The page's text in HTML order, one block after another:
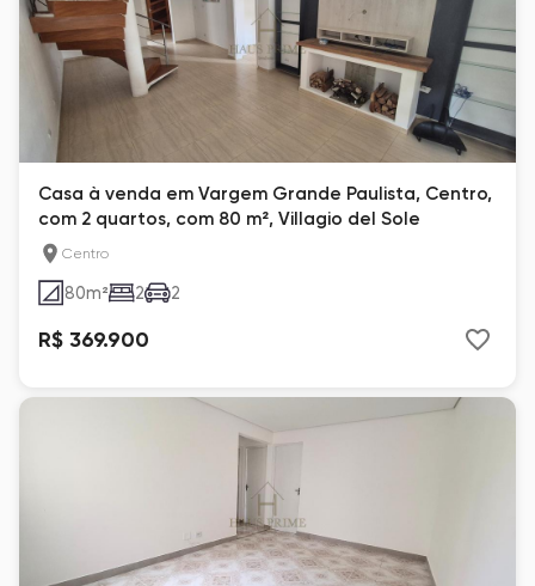
Casa à venda em Vargem Grande Paulista, Centro,
com 2 quartos, com 80 m², Villagio del Sole
Centro
80m² 2 2
R$ 369.900